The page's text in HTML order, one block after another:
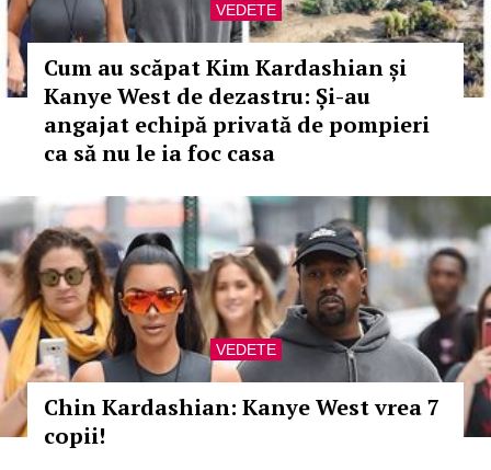
VEDETE
Cum au scăpat Kim Kardashian și
Kanye West de dezastru: Și-au
angajat echipă privată de pompieri
ca să nu le ia foc casa
VEDETE
Chin Kardashian: Kanye West vrea 7
copii!